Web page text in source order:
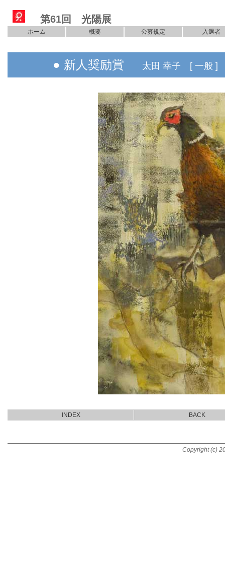
第61回 光陽展
ホーム 概要 公募規定 入選者
● 新人奨励賞 太田 幸子 [ 一般 ]
INDEX BACK
Copyright (c)